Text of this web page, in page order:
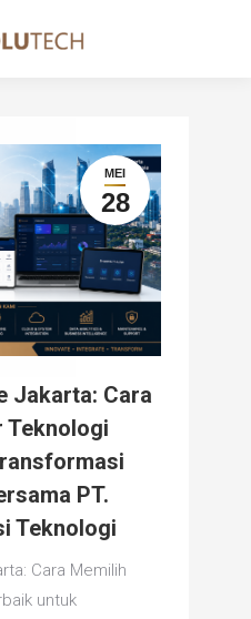
MEI
28
Jakarta: Cara
Teknologi
PT.
Teknologi
Cara Memilih
untuk